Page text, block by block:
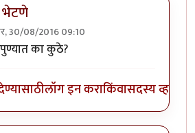
भेटणे
30/08/2016 09:10
मला पणbyराजाभाउ
पुण्यात का कुठे?
लॉग इन कराकिंवासदस्य व्हा